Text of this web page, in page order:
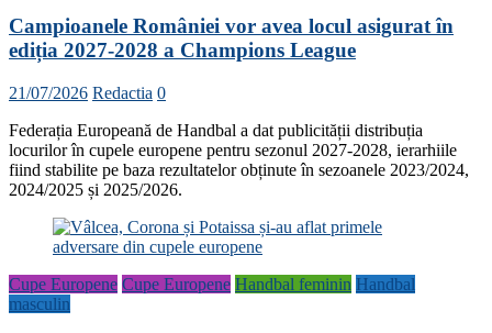
Campioanele României vor avea locul asigurat în
ediția 2027-2028 a Champions League
21/07/2026 Redactia 0
Federația Europeană de Handbal a dat publicității distribuția
locurilor în cupele europene pentru sezonul 2027-2028, ierarhiile
fiind stabilite pe baza rezultatelor obținute în sezoanele 2023/2024,
2024/2025 și 2025/2026.
Cupe Europene Cupe Europene Handbal feminin Handbal
masculin